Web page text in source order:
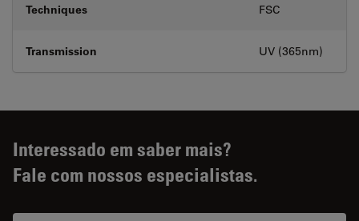
Techniques FSC
Transmission UV (365nm)
Interessado em saber mais?
Fale com nossos especialistas.